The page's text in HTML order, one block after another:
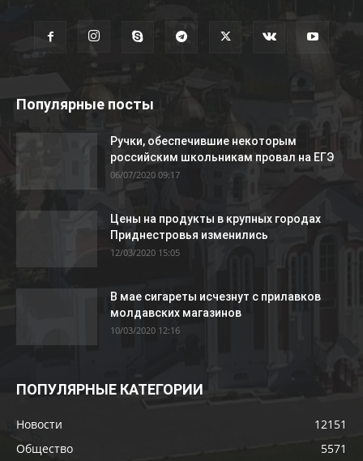
Популярные посты
Ручки, обеспечившие некоторым
российским школьникам провал на ЕГЭ
06/07/2020 09:17
Цены на продукты в крупных городах
Приднестровья изменились
12/03/2020 15:05
В мае сигареты исчезнут с прилавков
молдавских магазинов
10/03/2020 12:16
ПОПУЛЯРНЫЕ КАТЕГОРИИ
Новости
12151
Общество
5571